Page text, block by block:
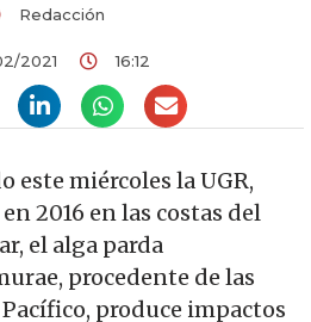
Redacción
2021 16:12
este miércoles la UGR,
2016 en las costas del
el alga parda
procedente de las
produce impactos